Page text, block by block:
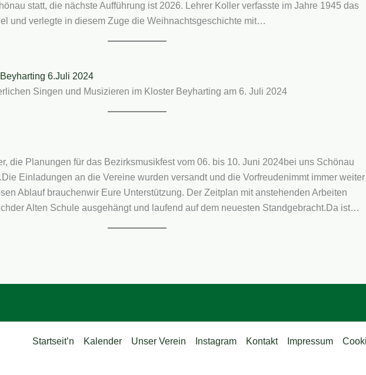
statt, die nächste Aufführung ist 2026. Lehrer Koller verfasste im Jahre 1945 das
und verlegte in diesem Zuge die Weihnachtsgeschichte mit…
6.Juli 2024
Singen und Musizieren im Kloster Beyharting am 6. Juli 2024
die Planungen für das Bezirksmusikfest vom 06. bis 10. Juni 2024bei uns Schönau
Einladungen an die Vereine wurden versandt und die Vorfreudenimmt immer weiter
Ablauf brauchenwir Eure Unterstützung. Der Zeitplan mit anstehenden Arbeiten
Alten Schule ausgehängt und laufend auf dem neuesten Standgebracht.Da ist…
Startseit’n Kalender Unser Verein Instagram Kontakt Impressum